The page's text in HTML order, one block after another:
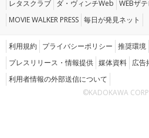
レタスクラブ ダ・ヴィンチWeb WEBザ
MOVIE WALKER PRESS 毎日が発見ネット
利用規約 プライバシーポリシー 推奨環境
プレスリリース・情報提供 媒体資料 広告
利用者情報の外部送信について
©KADOKAWA